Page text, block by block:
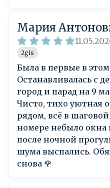
Мария
2gis
Была в первые в
Останавливалась с
город и парад на 9
Чисто, тихо уютная
рядом, всё в
номере небыло окна
после ночной
шума выспались.
снова 🌹